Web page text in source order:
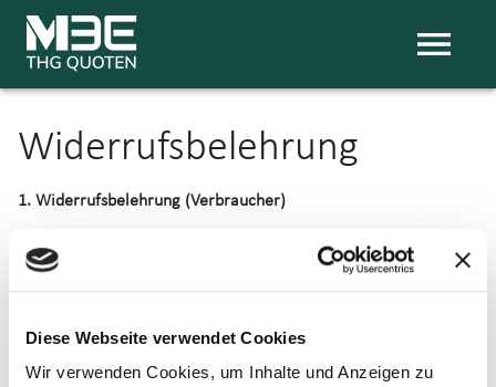
Diese Webseite verwendet Cookies
Wir verwenden Cookies, um Inhalte und Anzeigen zu
Widerrufsbelehrung
1. Widerrufsbelehrung (Verbraucher)
1.1. Sie haben das Recht, binnen vierzehn Tagen ohne Angabe
1.2. Die Widerrufsfrist beträgt vierzehn Tage ab dem Tag des